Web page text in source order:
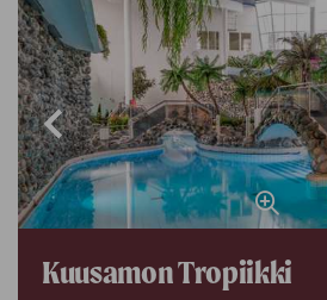
Kuusamon Tropiikki